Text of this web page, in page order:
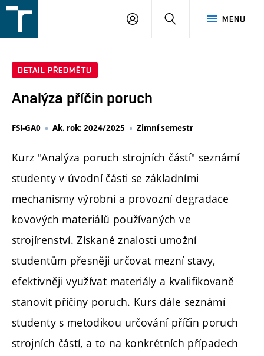
v
MENU
PŘIHLÁŠENÍ
DETAIL PŘEDMĚTU
Analýza příčin poruch
FSI-GA0 Ak. rok: 2024/2025 Zimní semestr
Kurz "Analýza poruch strojních částí" seznámí
studenty v úvodní části se základními
mechanismy výrobní a provozní degradace
kovových materiálů používaných ve
strojírenství. Získané znalosti umožní
studentům přesněji určovat mezní stavy,
efektivněji využívat materiály a kvalifikovaně
stanovit příčiny poruch. Kurs dále seznámí
studenty s metodikou určování příčin poruch
strojních částí, a to na konkrétních případech